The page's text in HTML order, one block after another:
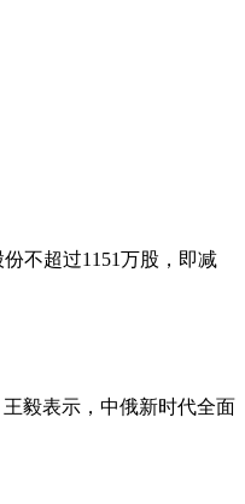
不超过1151万股，即减
毅表示，中俄新时代全面